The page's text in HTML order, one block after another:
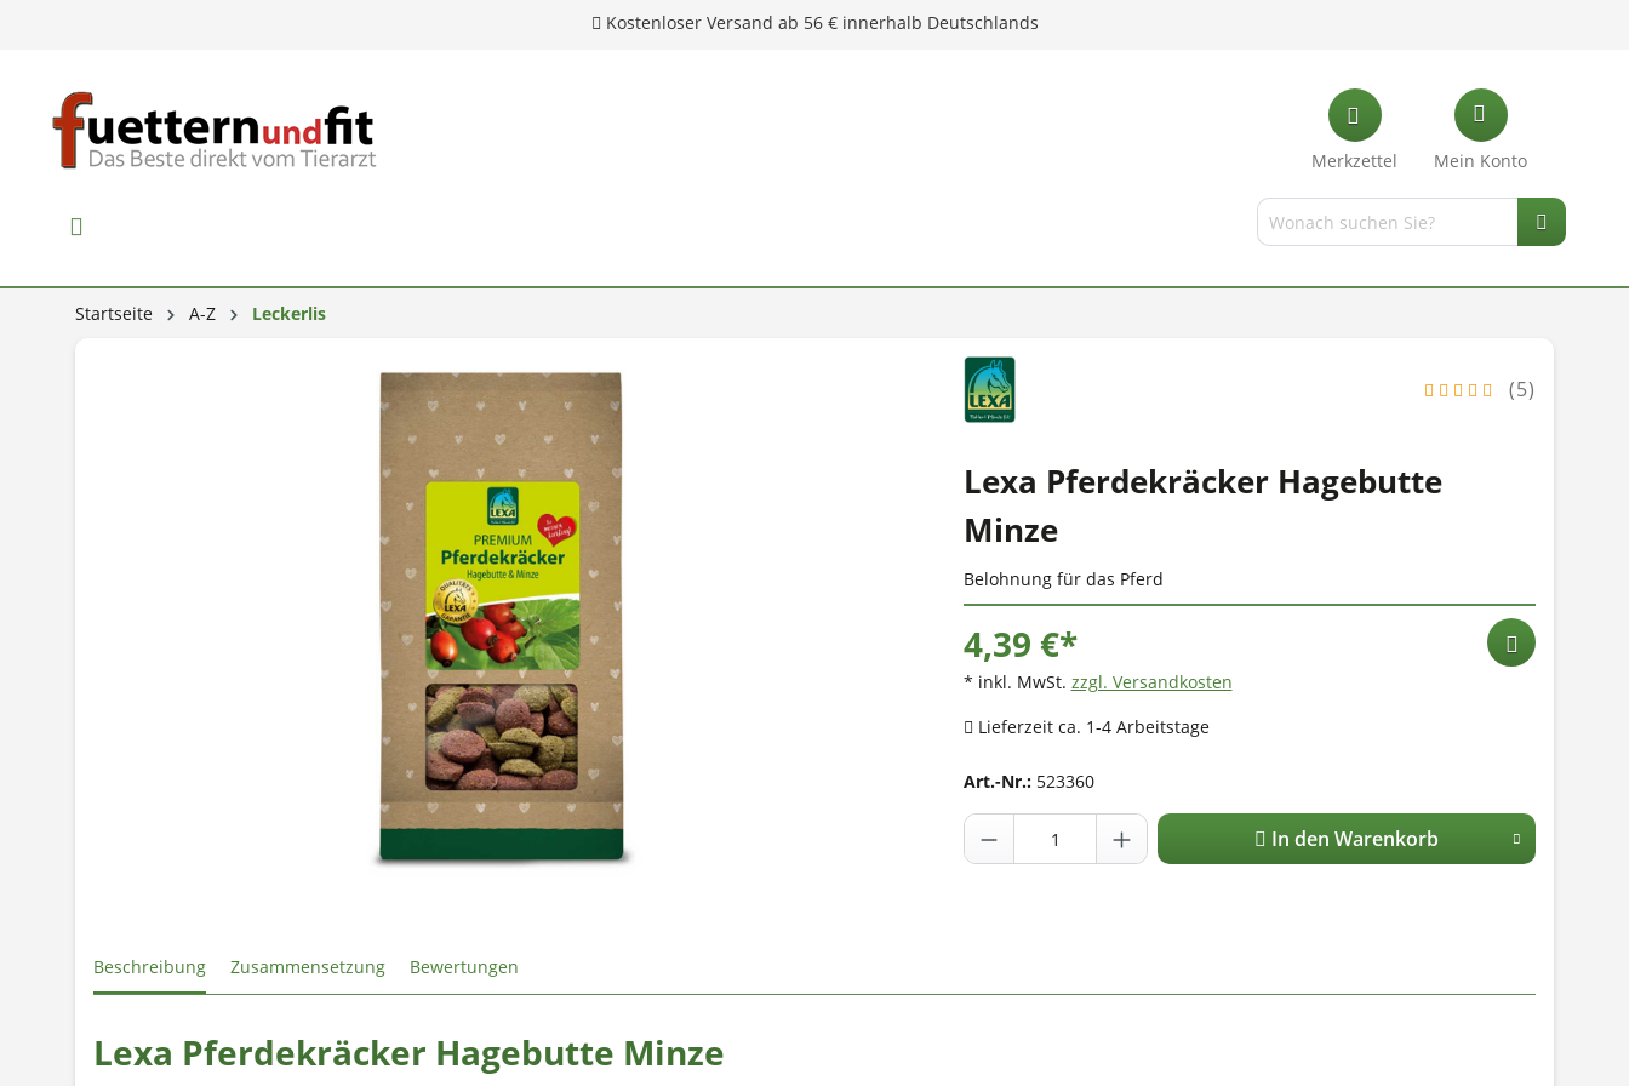
Kostenloser Versand ab 56 € innerhalb Deutschlands
Merkzettel Mein Konto
Startseite A-Z Leckerlis
(5)
Lexa Pferdekräcker Hagebutte
Minze
Belohnung für das Pferd
4,39 €*
* inkl. MwSt. zzgl. Versandkosten
Lieferzeit ca. 1-4 Arbeitstage
Art.-Nr.: 523360
In den Warenkorb
Beschreibung Zusammensetzung Bewertungen
Lexa Pferdekräcker Hagebutte Minze